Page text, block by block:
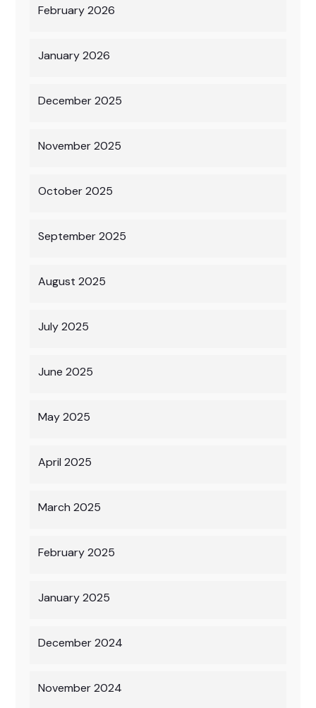
February 2026
January 2026
December 2025
November 2025
October 2025
September 2025
August 2025
July 2025
June 2025
May 2025
April 2025
March 2025
February 2025
January 2025
December 2024
November 2024